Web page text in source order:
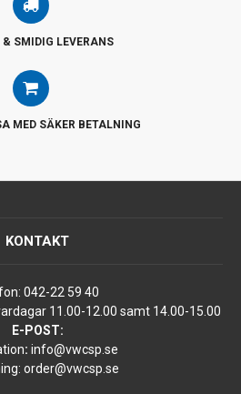
& SMIDIG LEVERANS
MED SÄKER BETALNING
KONTAKT
042-22 59 40
11.00-12.00 samt 14.00-15.00
E-POST:
: info@vwcsp.se
order@vwcsp.se